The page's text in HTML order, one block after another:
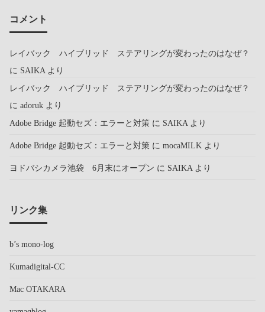
コメント
レイバック ハイブリッド ステアリングが変わったのはなぜ？
に SAIKAより
レイバック ハイブリッド ステアリングが変わったのはなぜ？
に adoruk より
Adobe Bridge 起動セズ：エラーと対策 に SAIKAより
Adobe Bridge 起動セズ：エラーと対策 に mocaMILK より
ヨドバシカメラ池袋 6月末にオープン に SAIKAより
リンク集
b’s mono-log
Kumadigital-CC
Mac OTAKARA